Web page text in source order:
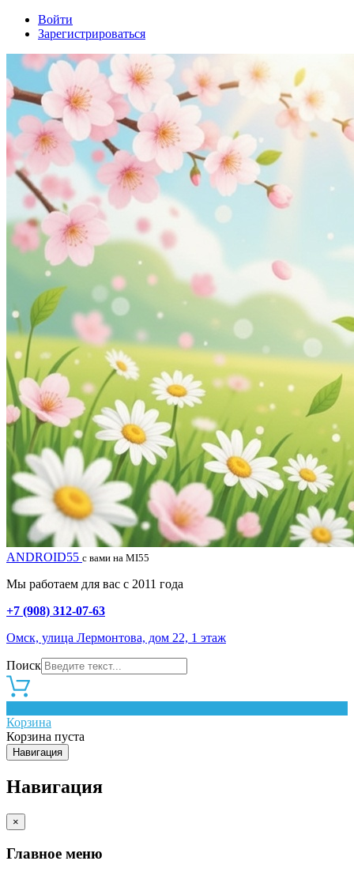
Войти
Зарегистрироваться
ANDROID55 с вами на MI55
Мы работаем для вас с 2011 года
+7 (908) 312-07-63
Омск, улица Лермонтова, дом 22, 1 этаж
Поиск
Корзина
Корзина пуста
Навигация
Навигация
×
Главное меню